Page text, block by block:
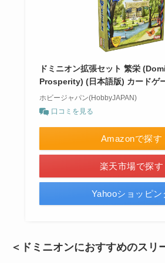
ドミニオン拡張セット 繁栄
Prosperity) (日本語版) カードゲ
ホビージャパン(HobbyJAPAN)
口コミを見る
Amazonで探す
楽天市場で探す
Yahooショッピン
＜ドミニオンにおすすめのスリ